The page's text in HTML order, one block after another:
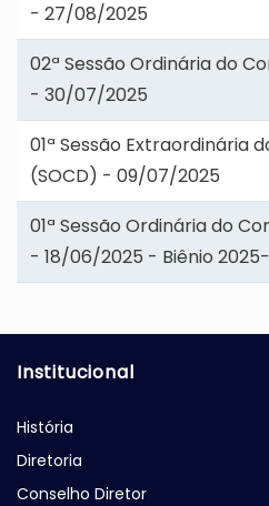
- 27/08/2025
02ª Sessão Ordinária do
- 30/07/2025
01ª Sessão Extraordinária
(SOCD) - 09/07/2025
01ª Sessão Ordinária do
- 18/06/2025 - Biênio
Institucional
História
Diretoria
Conselho Diretor